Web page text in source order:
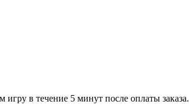
игру в течение 5 минут после оплаты заказа.